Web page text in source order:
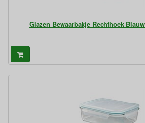
Glazen Bewaarbakje Rechthoek